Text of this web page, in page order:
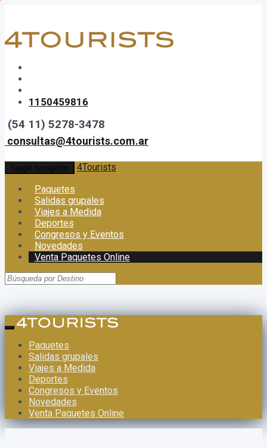
1150459816
(54 11) 5278-3478
consultas@4tourists.com.ar
Toggle navigation
4Tourists
Paquetes
Salidas grupales
Viajes a Medida
Deportes
Congresos y Eventos
Novedades
Venta Paquetes Online
Paquetes
Salidas grupales
Viajes a Medida
Deportes
Congresos y Eventos
Novedades
Venta Paquetes Online